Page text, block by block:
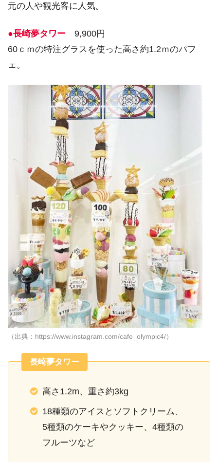
元の人や観光客に人気。
●長崎夢タワー 9,900円
60ｃｍの特注グラスを使った高さ約1.2ｍのパフ
ェ。
（出典：https://www.instagram.com/cafe_olympic4/）
長崎夢タワー
高さ1.2m、重さ約3kg
18種類のアイスとソフトクリーム、
5種類のケーキやクッキー、4種類の
フルーツなど